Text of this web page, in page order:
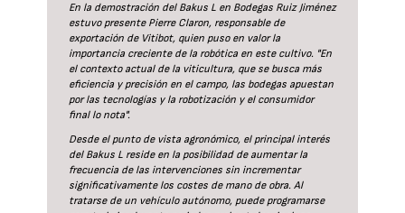
En la demostración del Bakus L en Bodegas Ruiz Jiménez
estuvo presente Pierre Claron, responsable de
exportación de Vitibot, quien puso en valor la
importancia creciente de la robótica en este cultivo. "En
el contexto actual de la viticultura, que se busca más
eficiencia y precisión en el campo, las bodegas apuestan
por las tecnologías y la robotización y el consumidor
final lo nota".
Desde el punto de vista agronómico, el principal interés
del Bakus L reside en la posibilidad de aumentar la
frecuencia de las intervenciones sin incrementar
significativamente los costes de mano de obra. Al
tratarse de un vehículo autónomo, puede programarse